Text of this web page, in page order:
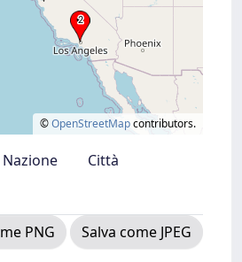
©OpenStreetMapcontributors.
Nazione
Città
PNG
Salva come JPEG